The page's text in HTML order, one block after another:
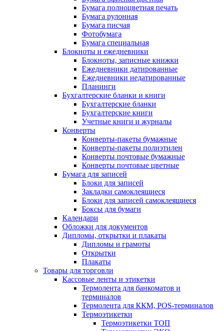
Бумага полноцветная печать
Бумага рулонная
Бумага писчая
Фотобумага
Бумага специальная
Блокноты и ежедневники
Блокноты, записные книжки
Ежедневники датированные
Ежедневники недатированные
Планинги
Бухгалтерские бланки и книги
Бухгалтерские бланки
Бухгалтерские книги
Учетные книги и журналы
Конверты
Конверты-пакеты бумажные
Конверты-пакеты полиэтилен
Конверты почтовые бумажные
Конверты почтовые цветные
Бумага для записей
Блоки для записей
Закладки самоклеящиеся
Блоки для записей самоклеящиеся
Боксы для бумаги
Календари
Обложки для документов
Дипломы, открытки и плакаты
Дипломы и грамоты
Открытки
Плакаты
Товары для торговли
Кассовые ленты и этикетки
Термолента для банкоматов и
терминалов
Термолента для ККМ, POS-терминалов
Термоэтикетки
Термоэтикетки ТОП